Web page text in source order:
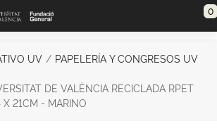
0
UV
PAPELERÍA Y CONGRESOS UV
DE VALÈNCIA RECICLADA RPET
X 21CM - MARINO